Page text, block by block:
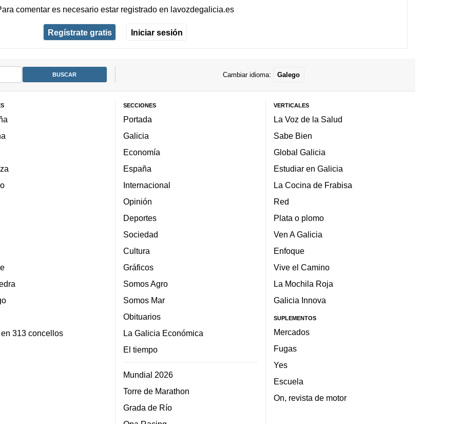
comentar es necesario estar registradoen lavozdegalicia.es
Regístrate gratis Iniciar sesión
Cambiar idioma: Galego
313 concellos
SECCIONES
Portada
Galicia
Economía
España
Internacional
Opinión
Deportes
Sociedad
Cultura
Gráficos
Somos Agro
Somos Mar
Obituarios
La Galicia Económica
El tiempo
Mundial 2026
Torre de Marathon
Grada de Río
VERTICALES
La Voz de la Salud
Sabe Bien
Global Galicia
Estudiar en Galicia
La Cocina de Frabisa
Red
Plata o plomo
Ven A Galicia
Enfoque
Vive el Camino
La Mochila Roja
Galicia Innova
SUPLEMENTOS
Mercados
Fugas
Yes
Escuela
On, revista de motor